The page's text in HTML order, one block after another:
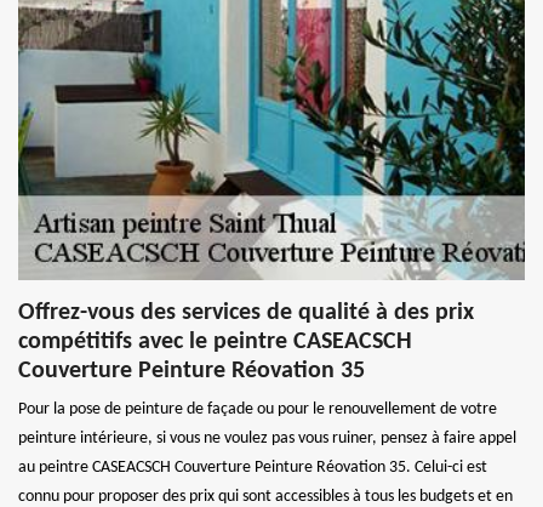
Offrez-vous des services de qualité à des prix
compétitifs avec le peintre CASEACSCH
Couverture Peinture Réovation 35
Pour la pose de peinture de façade ou pour le renouvellement de votre
peinture intérieure, si vous ne voulez pas vous ruiner, pensez à faire appel
au peintre CASEACSCH Couverture Peinture Réovation 35. Celui-ci est
connu pour proposer des prix qui sont accessibles à tous les budgets et en